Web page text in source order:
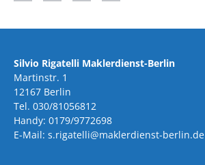
Silvio Rigatelli Maklerdienst-Berlin
Martinstr. 1
12167 Berlin
Tel. 030/81056812
Handy: 0179/9772698
E-Mail: s.rigatelli@maklerdienst-berlin.de